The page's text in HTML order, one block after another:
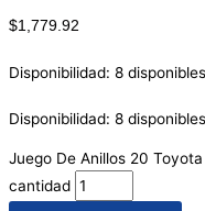
$1,779.92
Disponibilidad: 8 disponibles
Disponibilidad: 8 disponibles
Juego De Anillos 20
cantidad